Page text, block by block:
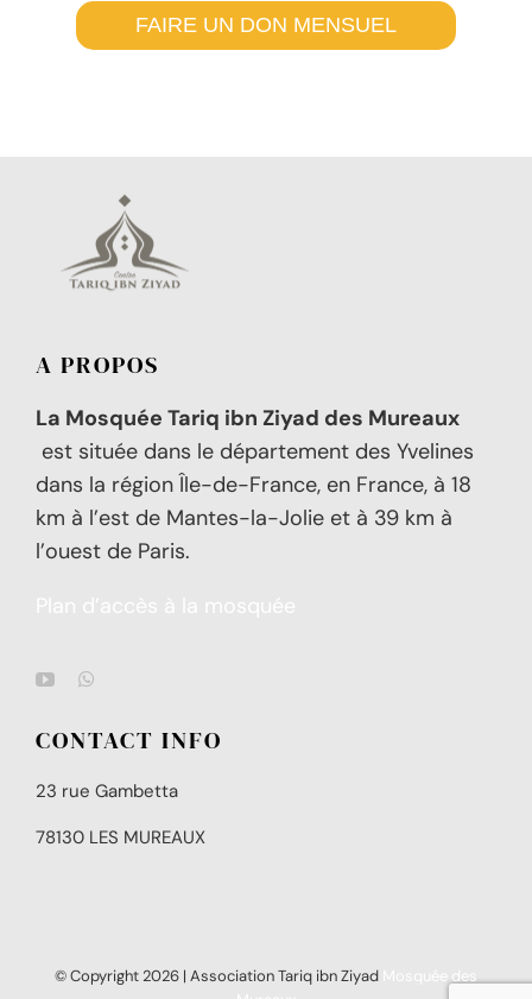
FAIRE UN DON MENSUEL
A PROPOS
La Mosquée Tariq ibn Ziyad des Mureaux
est située dans le département des Yvelines
dans la région Île-de-France, en France, à 18
km à l’est de Mantes-la-Jolie et à 39 km à
l’ouest de Paris.
CONTACT INFO
23 rue Gambetta
78130 LES MUREAUX
© Copyright2026 | Association Tariq ibn Ziyad
Mosquée des